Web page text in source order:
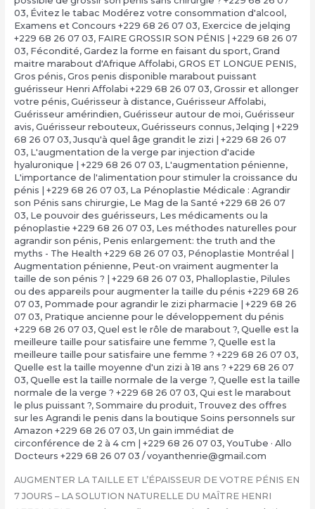
03, Évitez le tabac Modérez votre consommation d'alcool ,
Examens et Concours +229 68 26 07 03, Exercice de jelqing
+229 68 26 07 03, FAIRE GROSSIR SON PÉNIS | +229 68 26 07
03, Fécondité, Gardez la forme en faisant du sport, Grand
maitre marabout d'Afrique Affolabi, GROS ET LONGUE PENIS,
Gros pénis, Gros penis disponible marabout puissant
guérisseur Henri Affolabi +229 68 26 07 03, Grossir et allonger
votre pénis, Guérisseur à distance, Guérisseur Affolabi,
Guérisseur amérindien, Guérisseur autour de moi, Guérisseur
avis, Guérisseur rebouteux, Guérisseurs connus, Jelqing | +229
68 26 07 03, Jusqu'à quel âge grandit le zizi | +229 68 26 07
03, L'augmentation de la verge par injection d'acide
hyaluronique | +229 68 26 07 03, L'augmentation pénienne,
L'importance de l'alimentation pour stimuler la croissance du
pénis | +229 68 26 07 03, La Pénoplastie Médicale : Agrandir
son Pénis sans chirurgie, Le Mag de la Santé +229 68 26 07
03, Le pouvoir des guérisseurs, Les médicaments ou la
pénoplastie +229 68 26 07 03, Les méthodes naturelles pour
agrandir son pénis, Penis enlargement: the truth and the
myths - The Health +229 68 26 07 03, Pénoplastie Montréal |
Augmentation pénienne, Peut-on vraiment augmenter la
taille de son pénis ? | +229 68 26 07 03, Phalloplastie, Pilules
ou des appareils pour augmenter la taille du pénis +229 68 26
07 03, Pommade pour agrandir le zizi pharmacie | +229 68 26
07 03, Pratique ancienne pour le développement du pénis
+229 68 26 07 03, Quel est le rôle de marabout ?, Quelle est la
meilleure taille pour satisfaire une femme ?, Quelle est la
meilleure taille pour satisfaire une femme ? +229 68 26 07 03,
Quelle est la taille moyenne d'un zizi à 18 ans ? +229 68 26 07
03, Quelle est la taille normale de la verge ?, Quelle est la taille
normale de la verge ? +229 68 26 07 03, Qui est le marabout
le plus puissant ?, Sommaire du produit, Trouvez des offres
sur les Agrandi le penis dans la boutique Soins personnels sur
Amazon +229 68 26 07 03, Un gain immédiat de
circonférence de 2 à 4 cm | +229 68 26 07 03, YouTube · Allo
Docteurs +229 68 26 07 03 /voyanthenrie@gmail.com
AUGMENTER LA TAILLE ET L’ÉPAISSEUR DE VOTRE PÉNIS EN
7 JOURS – LA SOLUTION NATURELLE DU MAÎTRE HENRI